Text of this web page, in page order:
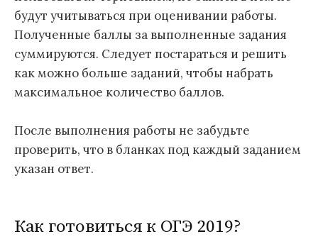
будут учитываться при оценивании работы.
Полученные баллы за выполненные задания
суммируются. Следует постараться и решить
как можно больше заданий, чтобы набрать
максимальное количество баллов.
После выполнения работы не забудьте
проверить, что в бланках под каждый заданием
указан ответ.
Как готовиться к ОГЭ 2019?